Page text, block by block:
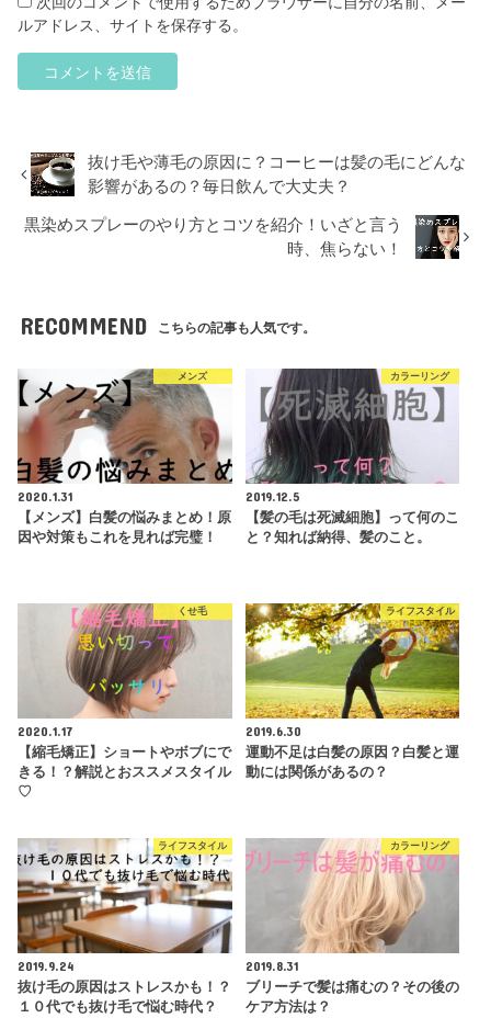
ルアドレス、サイトを保存する。
抜け毛や薄毛の原因に？コーヒーは髪の毛にどんな
影響があるの？毎日飲んで大丈夫？
黒染めスプレーのやり方とコツを紹介！いざと言う
時、焦らない！
RECOMMEND こちらの記事も人気です。
メンズ
2020.1.31
【メンズ】白髪の悩みまとめ！原
因や対策もこれを見れば完璧！
カラーリング
2019.12.5
【髪の毛は死滅細胞】って何のこ
と？知れば納得、髪のこと。
くせ毛
2020.1.17
【縮毛矯正】ショートやボブにで
きる！？解説とおススメスタイル
♡
ライフスタイル
2019.6.30
運動不足は白髪の原因？白髪と運
動には関係があるの？
ライフスタイル
2019.9.24
抜け毛の原因はストレスかも！？
１０代でも抜け毛で悩む時代？
カラーリング
2019.8.31
ブリーチで髪は痛むの？その後の
ケア方法は？